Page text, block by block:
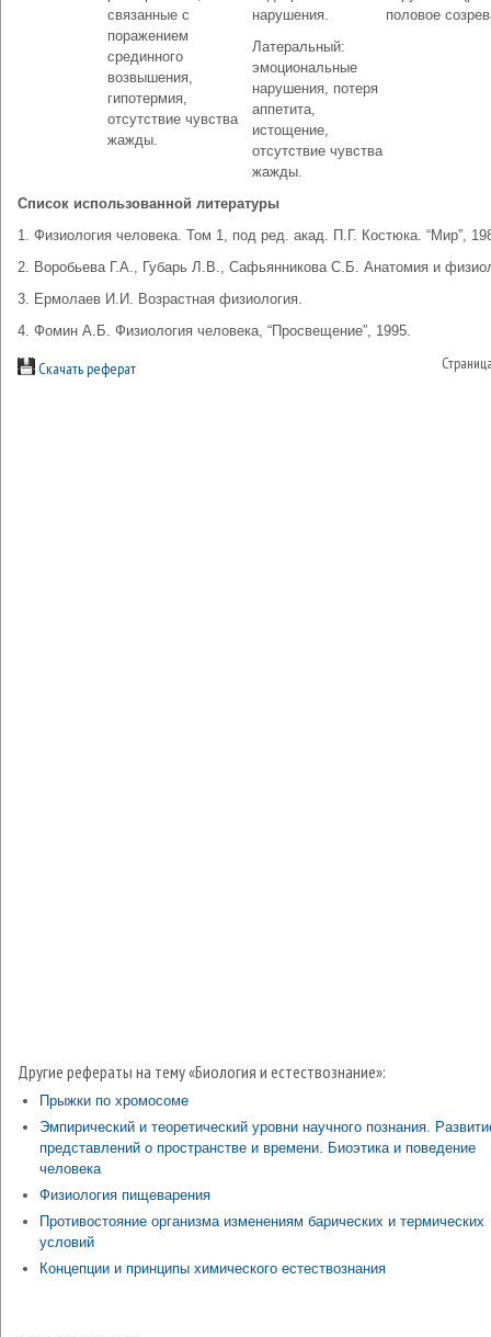
связанные с
поражением
срединного
возвышения,
гипотермия,
отсутствие чувства
жажды.
нарушения.
Латеральный:
эмоциональные
нарушения, потеря
аппетита,
истощение,
отсутствие чувства
жажды.
половое
Список использованной литературы
1. Физиология человека. Том 1, под ред. акад. П.Г. Костюка. “Мир”,
2. Воробьева Г.А., Губарь Л.В., Сафьянникова С.Б. Анатомия и
3. Ермолаев И.И. Возрастная физиология.
4. Фомин А.Б. Физиология человека, “Просвещение”, 1995.
Скачать реферат
Другие рефераты на тему «Биология и естествознание»:
Прыжки по хромосоме
Эмпирический и теоретический уровни научного познания.
представлений о пространстве и времени. Биоэтика и поведение
человека
Физиология пищеварения
Противостояние организма изменениям барических и термических
условий
Концепции и принципы химического естествознания